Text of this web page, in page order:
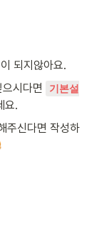
되지않아요.
시다면
기본설
요.
주신다면 작성하